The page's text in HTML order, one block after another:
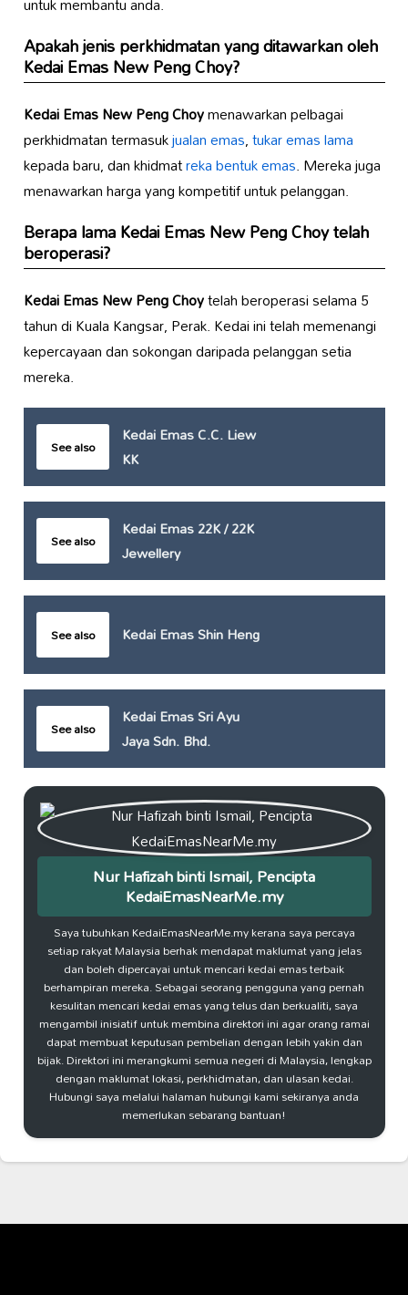
Apakah jenis perkhidmatan yang ditawarkan oleh
Kedai Emas New Peng Choy?
Kedai Emas New Peng Choymenawarkan pelbagai
perkhidmatan termasukjualan emas,tukar emas lama
kepada baru, dan khidmatreka bentuk emas. Mereka juga
menawarkan harga yang kompetitif untuk pelanggan.
Berapa lamaKedai Emas New Peng Choytelah
beroperasi?
Kedai Emas New Peng Choytelah beroperasi selama 5
tahun di Kuala Kangsar, Perak. Kedai ini telah memenangi
kepercayaan dan sokongan daripada pelanggan setia
mereka.
See also
Kedai Emas C.C. Liew
KK
See also
Kedai Emas 22K / 22K
Jewellery
See also Kedai Emas Shin Heng
See also
Kedai Emas Sri Ayu
Jaya Sdn. Bhd.
Nur Hafizah binti Ismail, Pencipta
KedaiEmasNearMe.my
Saya tubuhkan KedaiEmasNearMe.my kerana saya percaya
setiap rakyat Malaysia berhak mendapat maklumat yang jelas
dan boleh dipercayai untuk mencari kedai emas terbaik
berhampiran mereka. Sebagai seorang pengguna yang pernah
kesulitan mencari kedai emas yang telus dan berkualiti, saya
mengambil inisiatif untuk membina direktori ini agar orang ramai
dapat membuat keputusan pembelian dengan lebih yakin dan
bijak. Direktori ini merangkumi semua negeri di Malaysia, lengkap
dengan maklumat lokasi, perkhidmatan, dan ulasan kedai.
Hubungi saya melalui halaman hubungi kami sekiranya anda
memerlukan sebarang bantuan!